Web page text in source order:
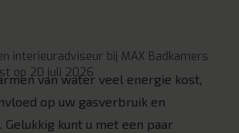
interieuradviseur bij MAX Badkamers
op 20 juli 2026
van water veel energie kost,
op uw gasverbruik en
kunt u met een paar